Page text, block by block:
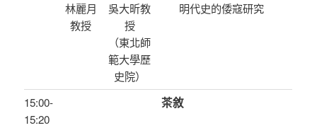
林麗月
教授
吳大昕教
授
（東北師
範大學歷
史院）
明代史的倭寇研究
15:00-
15:20
茶敘